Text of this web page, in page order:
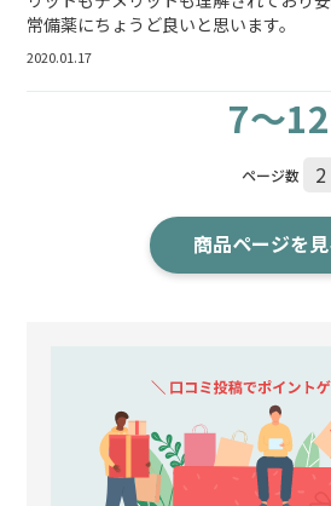
常備薬にちょうど良いと思います。
2020.01.17
7～12
ページ数
商品ページを